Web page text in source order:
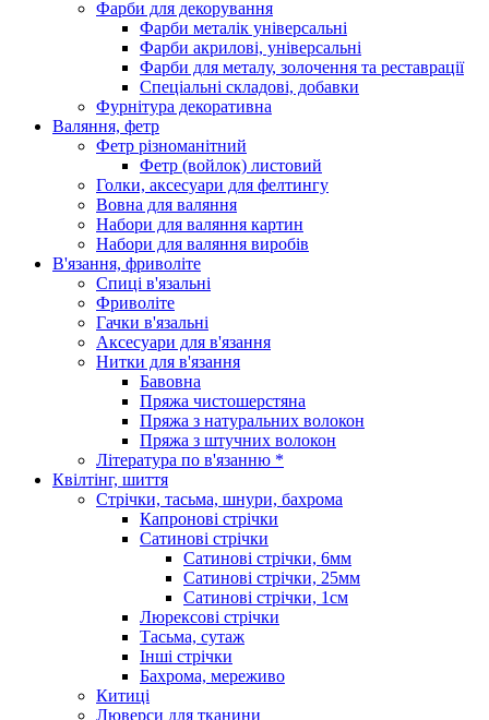
Фарби для декорування
Фарби металік універсальні
Фарби акрилові, універсальні
Фарби для металу, золочення та реставрації
Спеціальні складові, добавки
Фурнітура декоративна
Валяння, фетр
Фетр різноманітний
Фетр (войлок) листовий
Голки, аксесуари для фелтингу
Вовна для валяння
Набори для валяння картин
Набори для валяння виробів
В'язання, фриволіте
Спиці в'язальні
Фриволіте
Гачки в'язальні
Аксесуари для в'язання
Нитки для в'язання
Бавовна
Пряжа чистошерстяна
Пряжа з натуральних волокон
Пряжа з штучних волокон
Література по в'язанню *
Квілтінг, шиття
Стрічки, тасьма, шнури, бахрома
Капронові стрічки
Сатинові стрічки
Сатинові стрічки, 6мм
Сатинові стрічки, 25мм
Сатинові стрічки, 1см
Люрексові стрічки
Тасьма, сутаж
Інші стрічки
Бахрома, мереживо
Китиці
Люверси для тканини